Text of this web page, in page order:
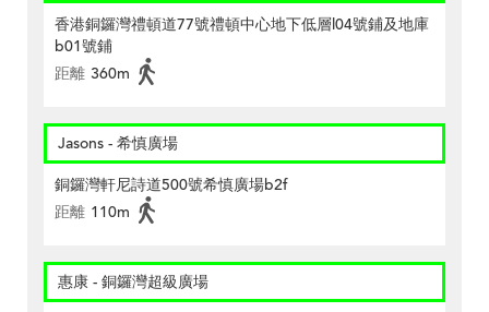
香港銅鑼灣禮頓道77號禮頓中心地下低層l04號鋪及地庫
b01號鋪
距離 360m
Jasons - 希慎廣場
銅鑼灣軒尼詩道500號希慎廣場b2f
距離 110m
惠康 - 銅鑼灣超級廣場